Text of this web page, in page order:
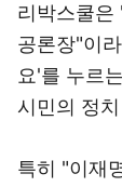
리박스쿨은
공론장"이
요'를 누르
시민의 정
특히 "이재